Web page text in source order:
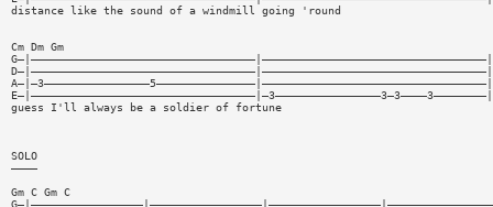
distance like the sound of a windmill going 'round
Cm Dm Gm
G—|——————————————————————————————————|——————————————————————————————————|
D—|——————————————————————————————————|——————————————————————————————————|
A—|—3————————————————5———————————————|——————————————————————————————————|
E—|——————————————————————————————————|—3————————————————3—3————3————————|
guess I'll always be a soldier of fortune
SOLO
————
Gm C Gm C